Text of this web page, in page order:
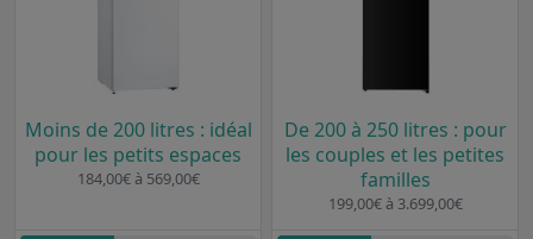
Moins de 200 litres : idéal
pour les petits espaces
184,00€ à 569,00€
De 200 à 250 litres : pour
les couples et les petites
familles
199,00€ à 3.699,00€